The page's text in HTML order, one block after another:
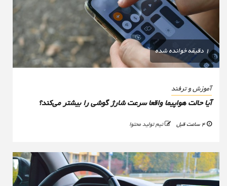
1 دقیقه خوانده شده
آموزش و ترفند
آیا حالت هواپیما واقعا سرعت شارژ گوشی را بیشتر می‌کند؟
تیم تولید محتوا